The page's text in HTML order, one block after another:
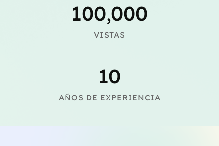
VISTAS
100,000
AÑOS DE EXPERIENCIA​
10